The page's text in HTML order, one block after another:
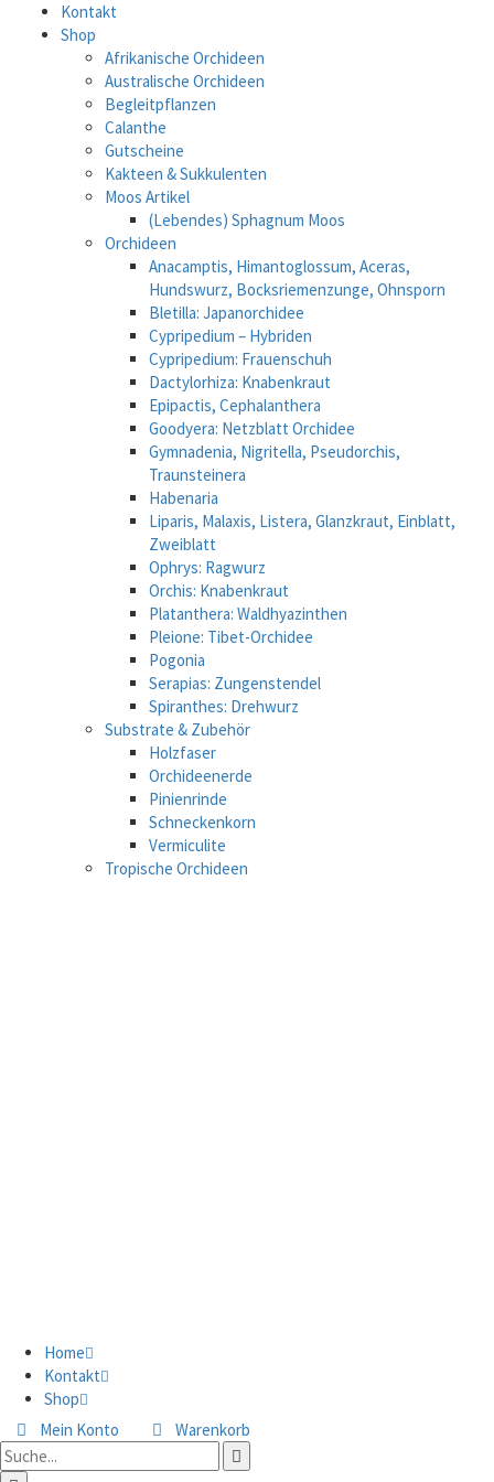
Kontakt
Shop
Afrikanische Orchideen
Australische Orchideen
Begleitpflanzen
Calanthe
Gutscheine
Kakteen & Sukkulenten
Moos Artikel
(Lebendes) Sphagnum Moos
Orchideen
Anacamptis, Himantoglossum, Aceras,
Hundswurz, Bocksriemenzunge, Ohnsporn
Bletilla: Japanorchidee
Cypripedium – Hybriden
Cypripedium: Frauenschuh
Dactylorhiza: Knabenkraut
Epipactis, Cephalanthera
Goodyera: Netzblatt Orchidee
Gymnadenia, Nigritella, Pseudorchis,
Traunsteinera
Habenaria
Liparis, Malaxis, Listera, Glanzkraut, Einblatt,
Zweiblatt
Ophrys: Ragwurz
Orchis: Knabenkraut
Platanthera: Waldhyazinthen
Pleione: Tibet-Orchidee
Pogonia
Serapias: Zungenstendel
Spiranthes: Drehwurz
Substrate & Zubehör
Holzfaser
Orchideenerde
Pinienrinde
Schneckenkorn
Vermiculite
Tropische Orchideen
Home
Kontakt
Shop
Mein Konto
Warenkorb